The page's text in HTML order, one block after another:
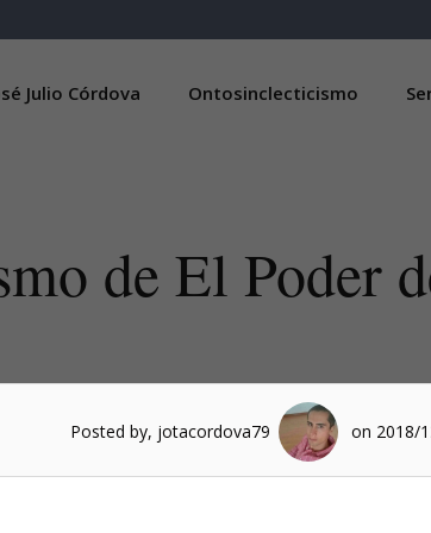
Julio Córdova Ontosinclecticismo
de El Poder
Posted by, jotacordova79 on 2018/